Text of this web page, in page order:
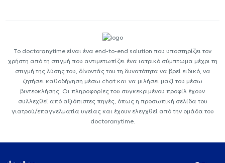
Το doctoranytime είναι ένα end-to-end solution που υποστηρίζει τον
χρήστη από τη στιγμή που αντιμετωπίζει ένα ιατρικό σύμπτωμα μέχρι τη
στιγμή της λύσης του, δίνοντάς του τη δυνατότητα να βρεί ειδικό, να
ζητήσει καθοδήγηση μέσω chat και να μιλήσει μαζί του μέσω
βιντεοκλήσης. Οι πληροφορίες του συγκεκριμένου προφίλ έχουν
συλλεχθεί από αξιόπιστες πηγές, όπως η προσωπική σελίδα του
γιατρού/επαγγελματία υγείας και έχουν ελεγχθεί από την ομάδα του
doctoranytime.